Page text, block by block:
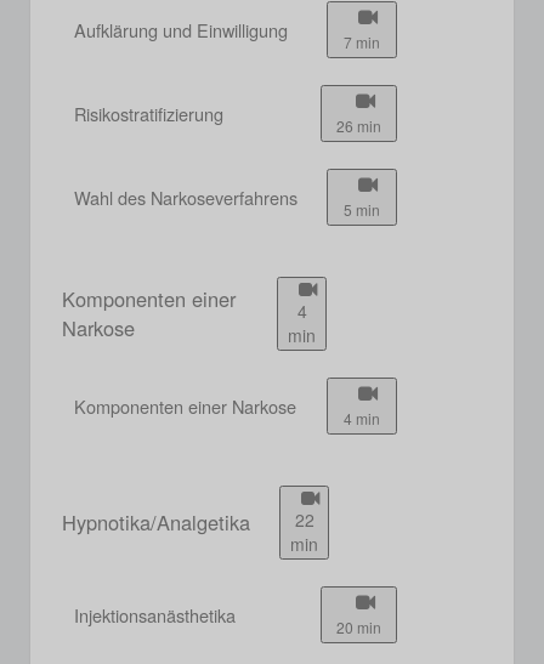
Aufklärung und Einwilligung 7 min
Risikostratifizierung 26 min
Wahl des Narkoseverfahrens 5 min
Komponenten einer
Narkose
4
min
Komponenten einer Narkose 4 min
Hypnotika/Analgetika
22
min
Injektionsanästhetika 20 min